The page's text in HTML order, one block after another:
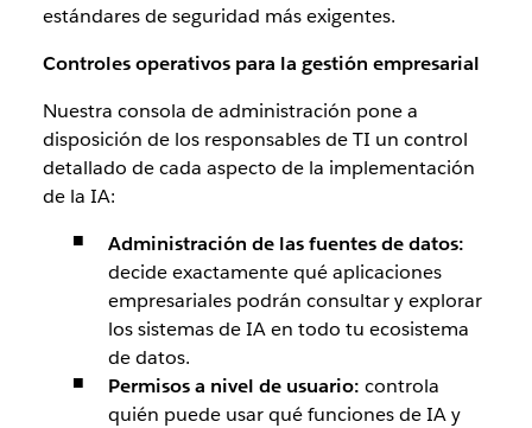
estándares de seguridad más exigentes.
Controles operativos para la gestión empresarial
Nuestra consola de administración pone a
disposición de los responsables de TI un control
detallado de cada aspecto de la implementación
de la IA:
Administración de las fuentes de datos:
decide exactamente qué aplicaciones
empresariales podrán consultar y explorar
los sistemas de IA en todo tu ecosistema
de datos.
Permisos a nivel de usuario: controla
quién puede usar qué funciones de IA y